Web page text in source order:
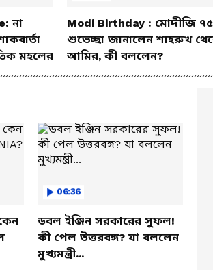
না
মহলের
Modi Birthday : মোদীজি
শুভেচ্ছা জানালেন শাহরুখ
আমির, কী বললেন?
06:36
ডবল ইঞ্জিন সরকারের সুফল!
কী পেল উত্তরবঙ্গ? যা বললেন
মুখ্যমন্ত্রী...